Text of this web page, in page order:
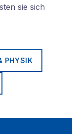
sie sich
PHYSIK